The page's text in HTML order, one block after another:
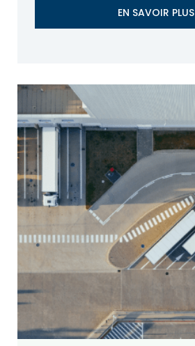
EN SAVOIR PLUS